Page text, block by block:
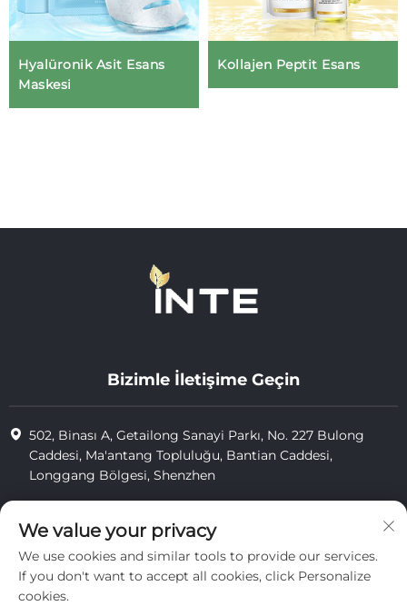
Hyalüronik Asit Esans
Maskesi
Kollajen Peptit Esans
Bizimle İletişime Geçin
502, Binası A, Getailong Sanayi Parkı, No. 227 Bulong
Caddesi, Ma'antang Topluluğu, Bantian Caddesi,
Longgang Bölgesi, Shenzhen
[email protected]
We value your privacy
We use cookies and similar tools to provide our services.
If you don't want to accept all cookies, click Personalize
cookies.